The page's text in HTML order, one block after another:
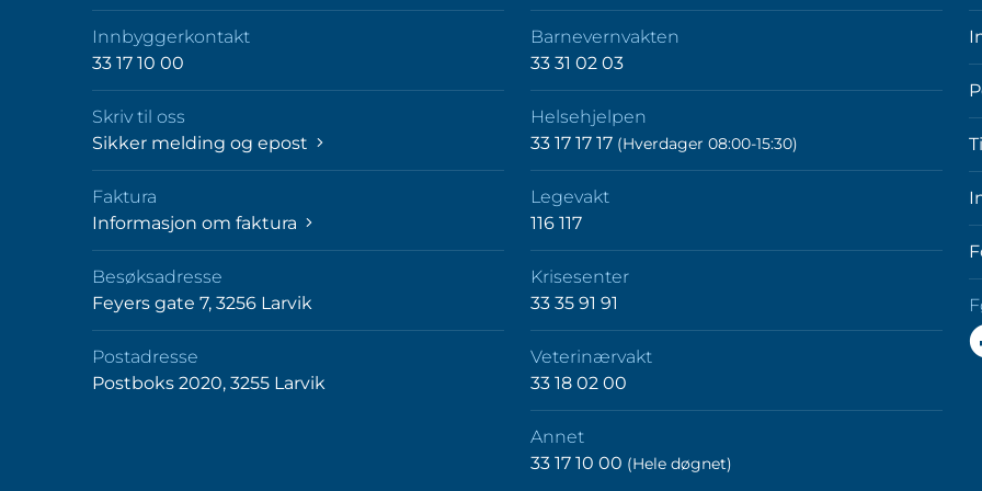
Innbyggerkontakt
33 17 10 00
Skriv til oss
Sikker melding og epost
Faktura
Informasjon om faktura
Besøksadresse
Feyers gate 7, 3256 Larvik
Postadresse
Postboks 2020, 3255 Larvik
Barnevernvakten
33 31 02 03
Helsehjelpen
33 17 17 17 (Hverdager 08:00-15:30)
Legevakt
116 117
Krisesenter
33 35 91 91
Veterinærvakt
33 18 02 00
Annet
33 17 10 00 (Hele døgnet)